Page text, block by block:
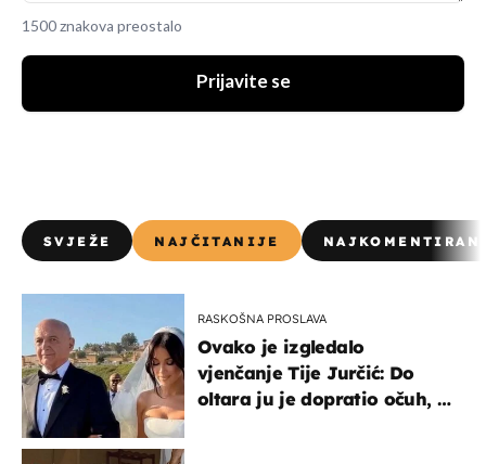
1500 znakova preostalo
Prijavite se
SVJEŽE NAJČITANIJE
RASKOŠNA PROSLAVA
Ovako je izgledalo
vjenčanje Tije Jurčić: Do
oltara ju je dopratio očuh, a